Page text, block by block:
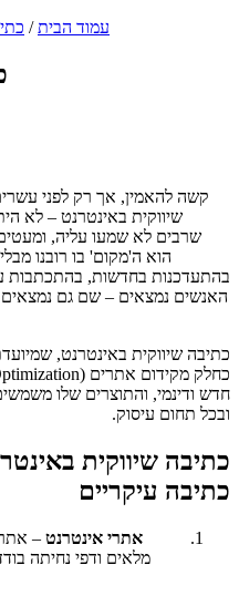
עמוד הבית/
קשה להאמין, אך רק לפני
שיווקית באינטרנט – לא
שרבים לא שמעו עליה,
הוא ה'מקום' בו רובנו
בהתעדכנות בחדשות, בהתכתבות
האנשים נמצאים – שם גם נמצאים
כתיבה שיווקית באינטרנט,
חדש ודינמי, והתוצרים שלו
ובכל תחום עיסוק.
כתיבה שיווקית
כתיבה עיקריים
אתרי אינטרנט –
מלאים ודפי נחיתה